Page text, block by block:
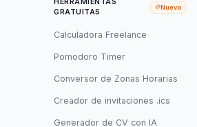
HERRAMIENTAS
GRATUITAS
Nuevo
Calculadora Freelance
Pomodoro Timer
Conversor de Zonas Horarias
Creador de invitaciones .ics
Generador de CV con IA